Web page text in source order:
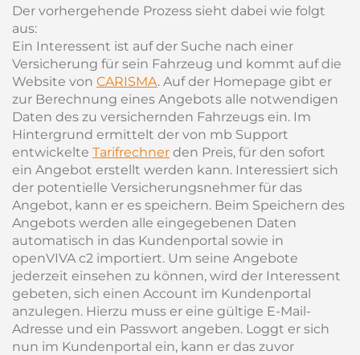
Der vorhergehende Prozess sieht dabei wie folgt
aus:
Ein Interessent ist auf der Suche nach einer
Versicherung für sein Fahrzeug und kommt auf die
Website von CARISMA. Auf der Homepage gibt er
zur Berechnung eines Angebots alle notwendigen
Daten des zu versichernden Fahrzeugs ein. Im
Hintergrund ermittelt der von mb Support
entwickelte Tarifrechner den Preis, für den sofort
ein Angebot erstellt werden kann. Interessiert sich
der potentielle Versicherungsnehmer für das
Angebot, kann er es speichern. Beim Speichern des
Angebots werden alle eingegebenen Daten
automatisch in das Kundenportal sowie in
openVIVA c2 importiert. Um seine Angebote
jederzeit einsehen zu können, wird der Interessent
gebeten, sich einen Account im Kundenportal
anzulegen. Hierzu muss er eine gültige E-Mail-
Adresse und ein Passwort angeben. Loggt er sich
nun im Kundenportal ein, kann er das zuvor